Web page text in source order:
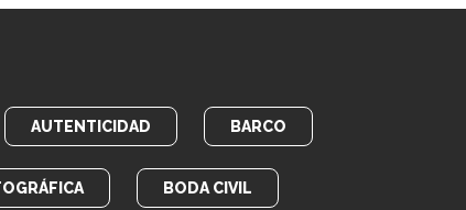
AUTENTICIDAD BARCO
BODA CIVIL